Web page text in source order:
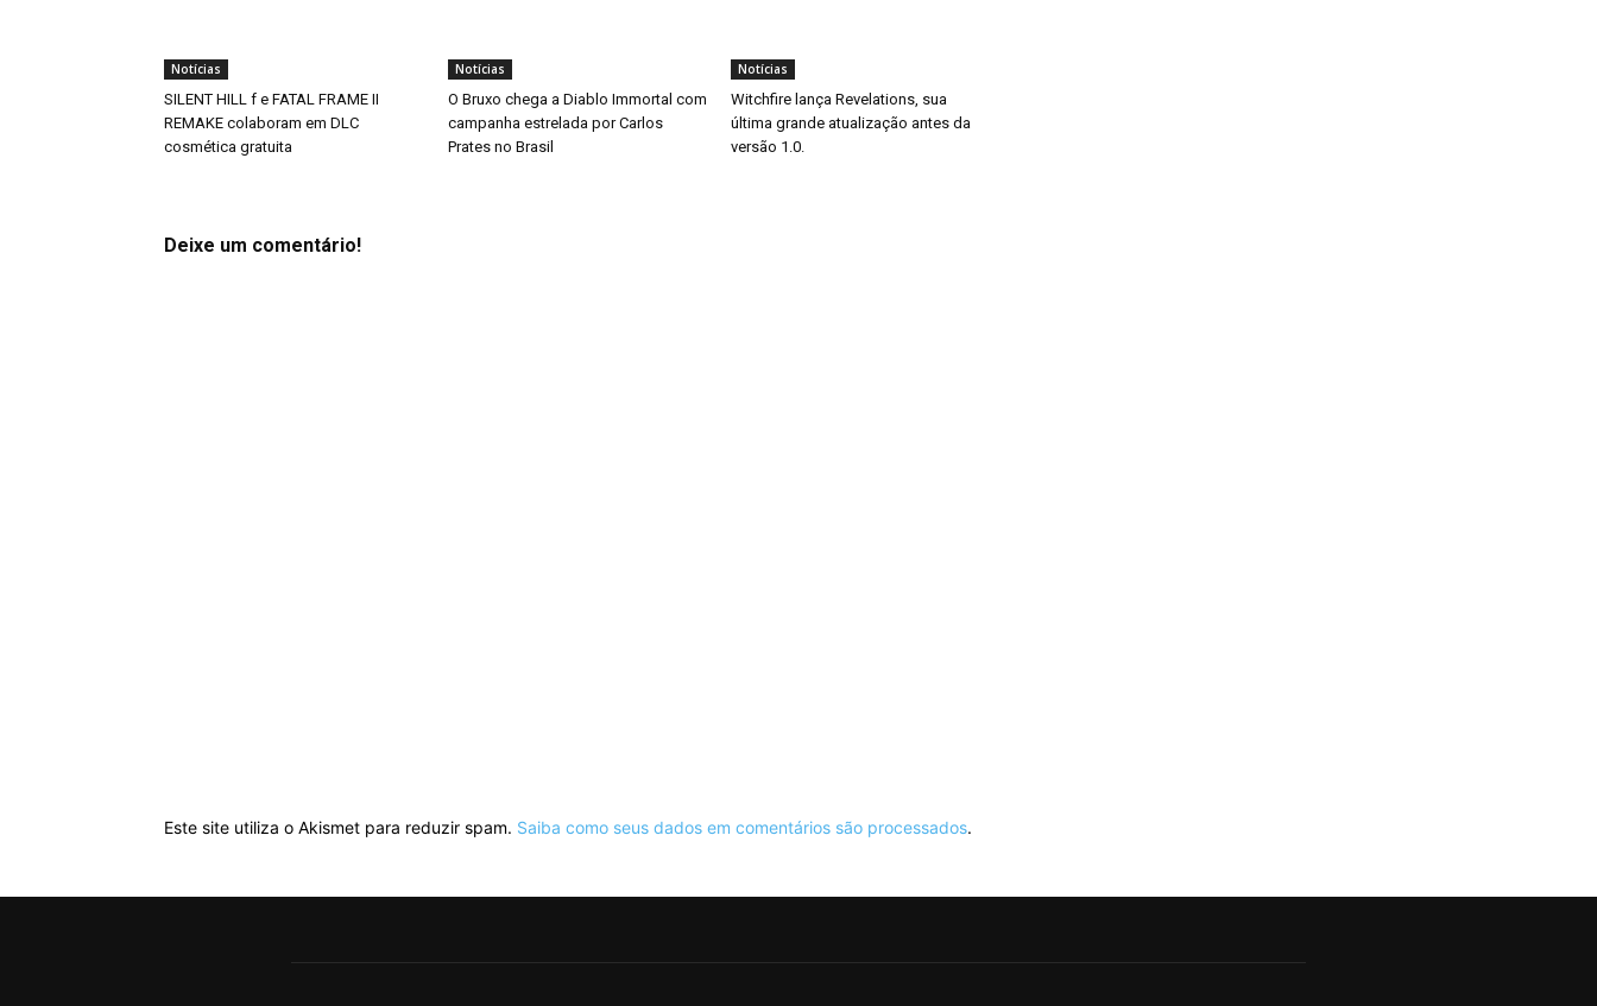
Notícias
SILENT HILL f e FATAL FRAME II
REMAKE colaboram em DLC
cosmética gratuita
Notícias
O Bruxo chega a Diablo Immortal com
campanha estrelada por Carlos
Prates no Brasil
Notícias
Witchfire lança Revelations, sua
última grande atualização antes da
versão 1.0.
Deixe um comentário!
Este site utiliza o Akismet para reduzir spam. Saiba como seus dados em comentários são processados.